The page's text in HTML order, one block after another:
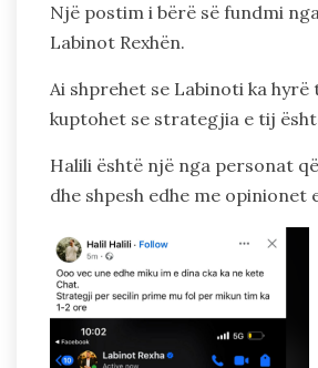
Një postim i bërë së fundmi
Labinot Rexhën.
Ai shprehet se Labinoti ka
kuptohet se strategjia e tij
Halili është një nga personat
dhe shpesh edhe me